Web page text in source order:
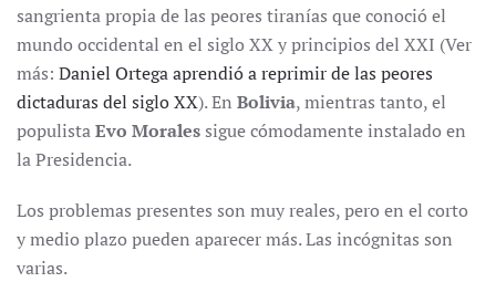
sangrienta propia de las peores tiranías que conoció el
mundo occidental en el siglo XX y principios del XXI (Ver
más: Daniel Ortega aprendió a reprimir de las peores
dictaduras del siglo XX). En Bolivia, mientras tanto, el
populistaEvo Morales sigue cómodamente instalado en
la Presidencia.
Los problemas presentes son muy reales, pero en el corto
y medio plazo pueden aparecer más. Las incógnitas son
varias.